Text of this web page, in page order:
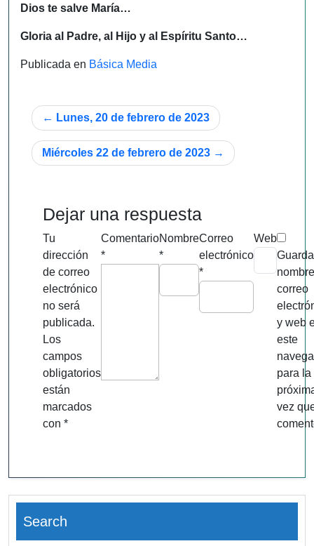
Dios te salve María…
Gloria al Padre, al Hijo y al Espíritu Santo…
Publicada en Básica Media
Navegación
de
entradas
Lunes, 20 de febrero de 2023
Miércoles 22 de febrero de 2023
Dejar una respuesta
Tu
dirección
de correo
electrónico
no será
publicada.
Los
campos
obligatorios
están
marcados
con *
Comentario
*
Nombre
*
Correo
electrónico
*
Web
correo
y web
este
para la
vez
Search